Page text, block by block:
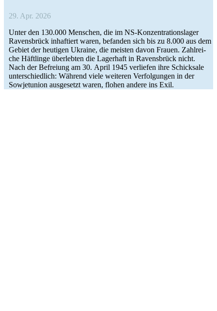
29. Apr. 2026
Unter den 130.000 Men­schen, die im NS-Kon­­­zen­­tra­­ti­ons­la­­ger
Ravens­brück inhaf­tiert waren, befan­den sich bis zu 8.000 aus dem
Gebiet der heu­ti­gen Ukraine, die meisten davon Frauen. Zahl­rei­
che Häft­linge über­leb­ten die Lager­haft in Ravens­brück nicht.
Nach der Befrei­ung am 30. April 1945 ver­lie­fen ihre Schick­sale
unter­schied­lich: Während viele wei­te­ren Ver­fol­gun­gen in der
Sowjet­union aus­ge­setzt waren, flohen andere ins Exil.